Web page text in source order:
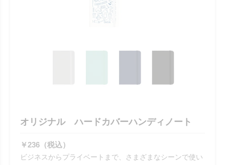
オリジナル ハードカバーハンディノート
￥236（税込）
ビジネスからプライベートまで、さまざまなシーンで使い